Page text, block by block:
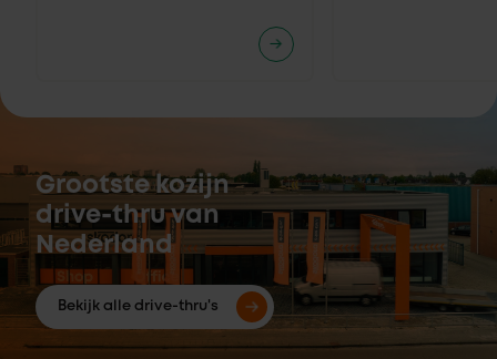
Grootste kozijn
drive-thru van
Nederland
Bekijk alle drive-thru's